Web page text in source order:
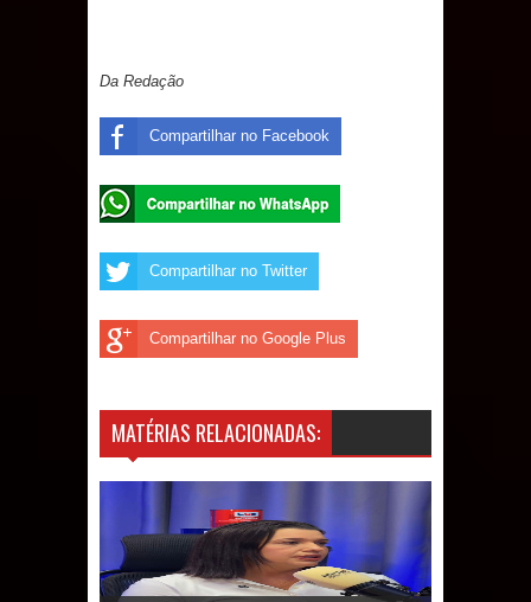
Da Redação
Compartilhar no Facebook
Compartilhar no Twitter
Compartilhar no Google Plus
MATÉRIAS RELACIONADAS: